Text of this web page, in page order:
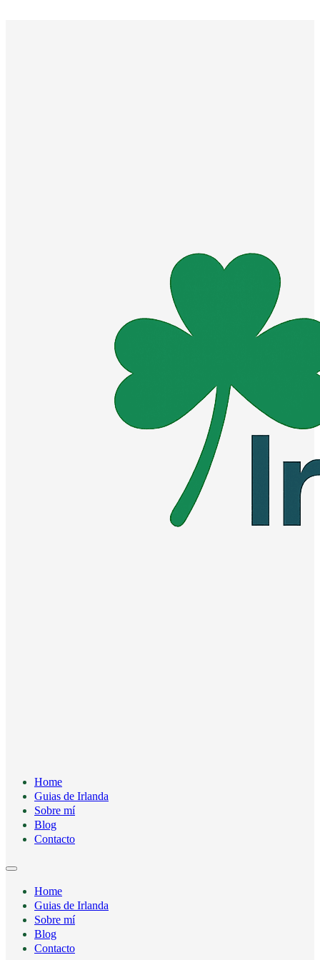
Home
Guias de Irlanda
Sobre mí
Blog
Contacto
Home
Guias de Irlanda
Sobre mí
Blog
Contacto